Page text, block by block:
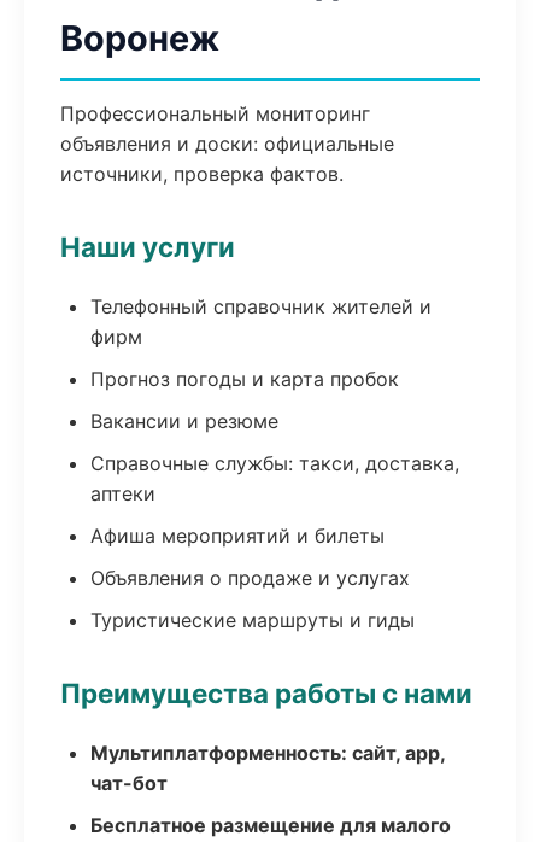
Воронеж
Профессиональный мониторинг
объявления и доски: официальные
источники, проверка фактов.
Наши услуги
Телефонный справочник жителей и
фирм
Прогноз погоды и карта пробок
Вакансии и резюме
Справочные службы: такси, доставка,
аптеки
Афиша мероприятий и билеты
Объявления о продаже и услугах
Туристические маршруты и гиды
Преимущества работы с нами
Мультиплатформенность: сайт, app,
чат-бот
Бесплатное размещение для малого